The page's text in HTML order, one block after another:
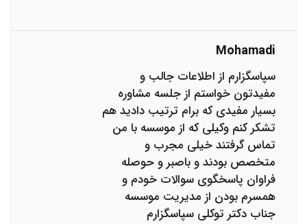
Mohamadi
سپاسگزارم از اطلاعات جالب و
مفیدتون خواستم از جلسه مشاوره
بسیار مفیدی که برام ترتیب دادید هم
تشکر کنم وکیلی که از موسسه با من
تماس گرفتند خیلی مجرب و
متخصص بودند و باصبر و حوصله
فراوان پاسخگوی سوالات خودم و
همسرم بودن از مدیریت موسسه
جناب دکتر توکلی سپاسگزارم